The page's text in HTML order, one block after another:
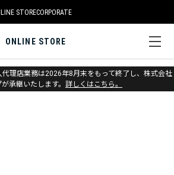
STORECORPORATE
ONLINE STORE
理店業務は2026年8月末をもって終了し、株式会社
承継いたします。 詳しくはこちら。
バンアウトドア